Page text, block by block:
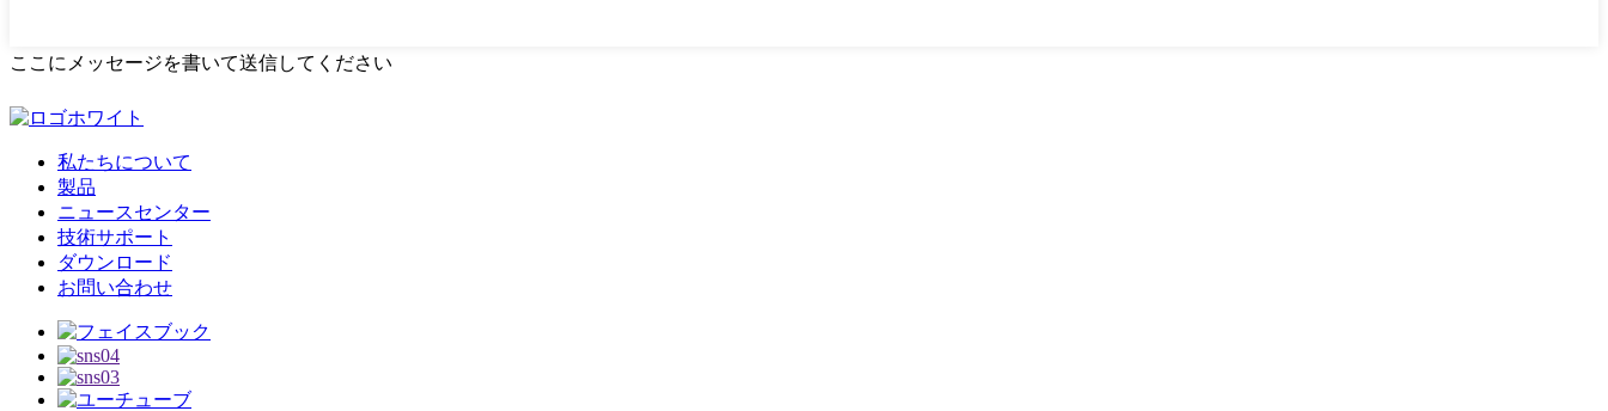
ここにメッセージを書いて送信してください
私たちについて
製品
ニュースセンター
技術サポート
ダウンロード
お問い合わせ